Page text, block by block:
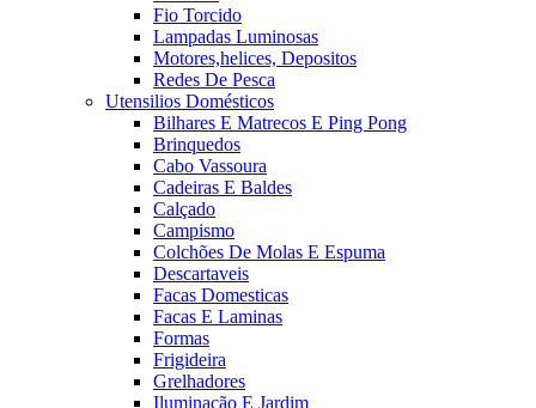
Fio Torcido
Lampadas Luminosas
Motores,helices, Depositos
Redes De Pesca
Utensilios Domésticos
Bilhares E Matrecos E Ping Pong
Brinquedos
Cabo Vassoura
Cadeiras E Baldes
Calçado
Campismo
Colchões De Molas E Espuma
Descartaveis
Facas Domesticas
Facas E Laminas
Formas
Frigideira
Grelhadores
Iluminação E Jardim